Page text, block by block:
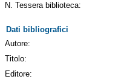
N. Tessera biblioteca:
Dati bibliografici
Autore:
Titolo:
Editore: